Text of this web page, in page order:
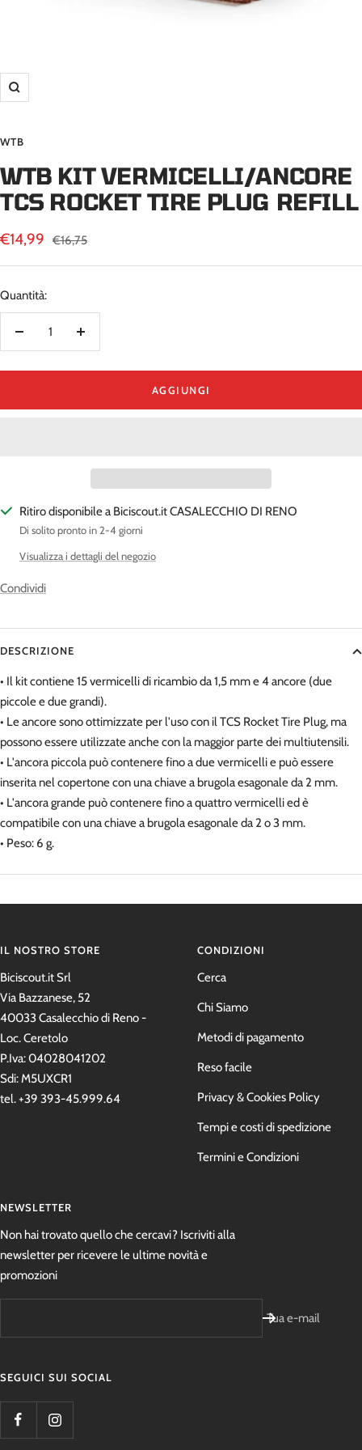
Ingrandisci
WTB
WTB KIT VERMICELLI/ANCORE
TCS ROCKET TIRE PLUG REFILL
Prezzo
di
vendita
€14,99
Prezzo
€16,75
Quantità:
Diminuire
Aumenta
AGGIUNGI
Ritiro disponibile a Biciscout.it CASALECCHIO DI RENO
Di solito pronto in 2-4 giorni
Visualizza i dettagli del negozio
Condividi
DESCRIZIONE
• Il kit contiene 15 vermicelli di ricambio da 1,5 mm e 4 ancore (due
piccole e due grandi).
• Le ancore sono ottimizzate per l'uso con il TCS Rocket Tire Plug, ma
possono essere utilizzate anche con la maggior parte dei multiutensili.
• L'ancora piccola può contenere fino a due vermicelli e può essere
inserita nel copertone con una chiave a brugola esagonale da 2 mm.
• L'ancora grande può contenere fino a quattro vermicelli ed è
compatibile con una chiave a brugola esagonale da 2 o 3 mm.
• Peso: 6 g.
IL NOSTRO STORE
Biciscout.it Srl
Via Bazzanese, 52
40033 Casalecchio di Reno -
Loc. Ceretolo
P.Iva: 04028041202
Sdi: M5UXCR1
tel. +39 393-45.999.64
CONDIZIONI
Cerca
Chi Siamo
Metodi di pagamento
Reso facile
Privacy & Cookies Policy
Tempi e costi di spedizione
Termini e Condizioni
NEWSLETTER
Non hai trovato quello che cercavi? Iscriviti alla
newsletter per ricevere le ultime novità e
promozioni
Tua e-mail
SEGUICI SUI SOCIAL